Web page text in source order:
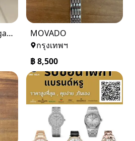
Mont Blanc Star Legacy
MOVADO
กรุงเทพฯ
฿8,500